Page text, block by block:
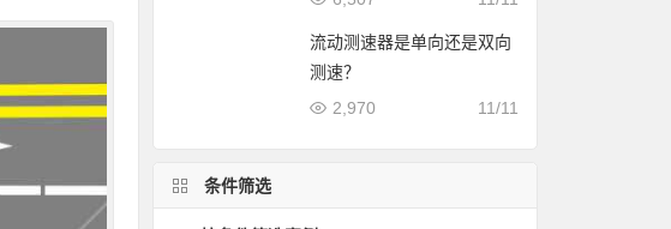
流动测速器是单向还是双向
测速？
11/11
2,970
条件筛选